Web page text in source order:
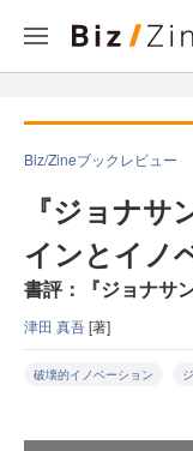
Biz/Zineブックレビュー
『ジョナ
インとイノ
書評：『ジョナサ
津田 真吾[著]
破壊的イノベーション